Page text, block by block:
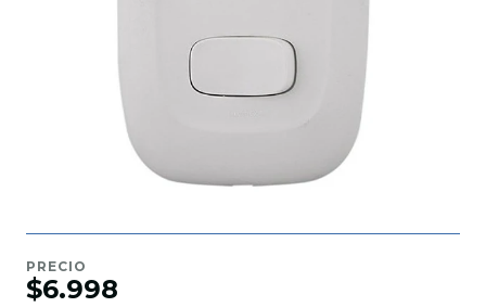
PRECIO
$6.998